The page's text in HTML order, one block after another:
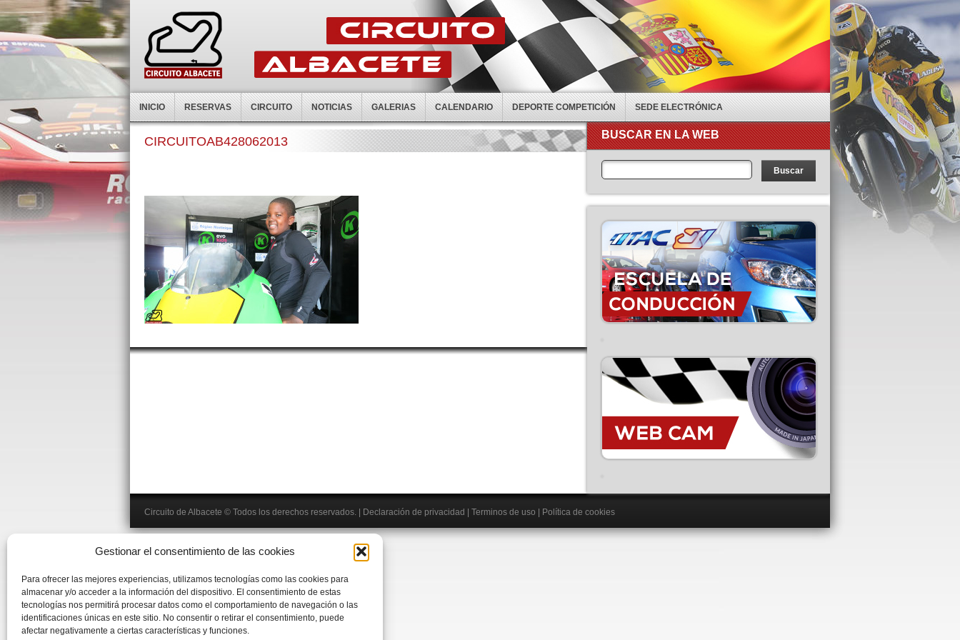
Gestionar el consentimiento de las cookies
Para ofrecer las mejores experiencias, utilizamos tecnologías como las cookies para
almacenar y/o acceder a la información del dispositivo. El consentimiento de estas
tecnologías nos permitirá procesar datos como el comportamiento de navegación o las
identificaciones únicas en este sitio. No consentir o retirar el consentimiento, puede
afectar negativamente a ciertas características y funciones.
INICIO RESERVAS CIRCUITO NOTICIAS GALERIAS CALENDARIO DEPORTE COMPETICIÓN SEDE ELECTRÓNICA
CIRCUITOAB428062013 BUSCAR EN LA WEB
Circuito de Albacete © Todos los derechos reservados. Declaración de privacidad Terminos de uso Política de cookies